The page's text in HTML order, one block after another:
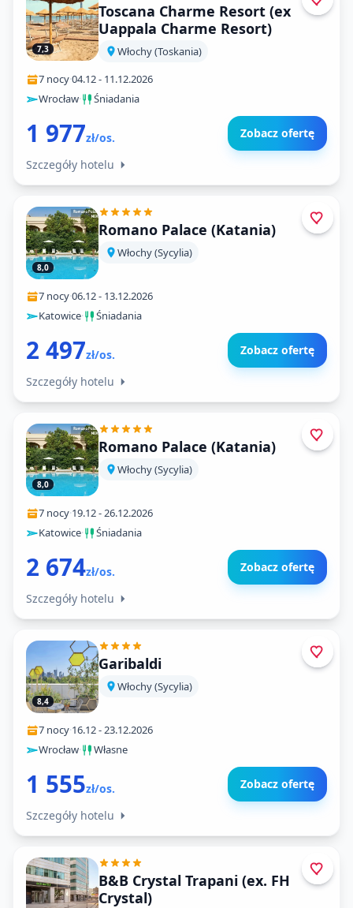
7,3
Toscana Charme Resort (ex
Uappala Charme Resort)
Włochy (Toskania)
7 nocy·04.12- 11.12.2026
Wrocław· Śniadania
1 977zł/os. Zobacz ofertę
Szczegóły hotelu
8,0
Romano Palace (Katania)
Włochy (Sycylia)
7 nocy·06.12- 13.12.2026
Katowice· Śniadania
2 497zł/os. Zobacz ofertę
Szczegóły hotelu
8,0
Romano Palace (Katania)
Włochy (Sycylia)
7 nocy·19.12-26.12.2026
Katowice· Śniadania
2 674zł/os. Zobacz ofertę
Szczegóły hotelu
8,4
Garibaldi
Włochy (Sycylia)
7 nocy·16.12-23.12.2026
Wrocław· Własne
1 555zł/os. Zobacz ofertę
Szczegóły hotelu
B&B Crystal Trapani (ex. FH
Crystal)